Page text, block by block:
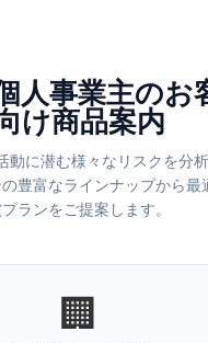
人事業主のお
け商品案内
動に潜む様々なリスクを分析
豊富なラインナップから最
ランをご提案します。
🏢